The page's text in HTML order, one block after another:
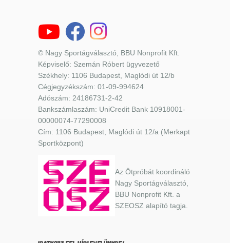
© Nagy Sportágválasztó, BBU Nonprofit Kft.
Képviselő: Szemán Róbert ügyvezető
Székhely: 1106 Budapest, Maglódi út 12/b
Cégjegyzékszám: 01-09-994624
Adószám: 24186731-2-42
Bankszámlaszám: UniCredit Bank 10918001-
00000074-77290008
Cím: 1106 Budapest, Maglódi út 12/a (Merkapt
Sportközpont)
Az Ötpróbát koordináló
Nagy Sportágválasztó,
BBU Nonprofit Kft. a
SZEOSZ alapító tagja.